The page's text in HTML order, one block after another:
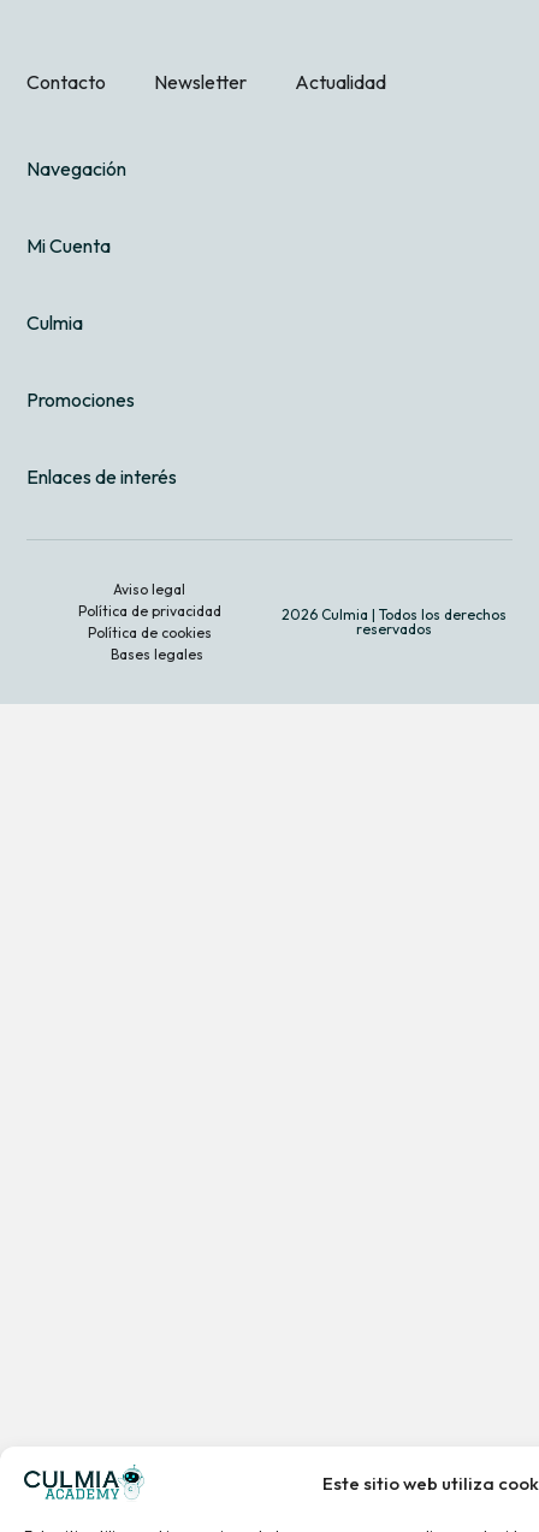
Este sitio web utiliza
Contacto Newsletter Actualidad
Navegación
Mi Cuenta
Culmia
Promociones
Enlaces de interés
Aviso legal
Política de privacidad
Política de cookies
Bases legales
2026 Culmia | Todos los derechos
reservados